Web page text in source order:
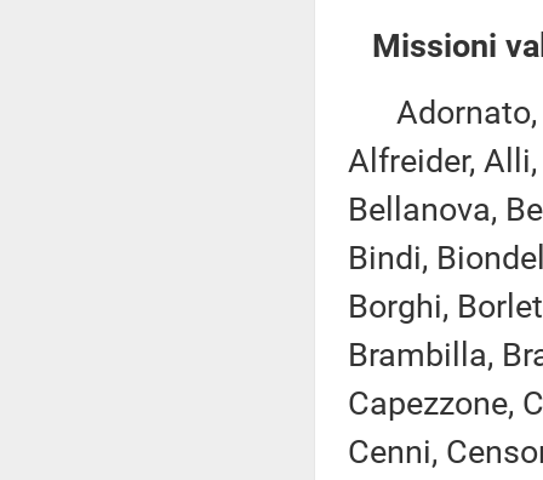
Missioni
Adornato,
Alfreider,
Bellanova,
Bindi,
Borghi,
Brambilla,
Capezzone,
Cenni,